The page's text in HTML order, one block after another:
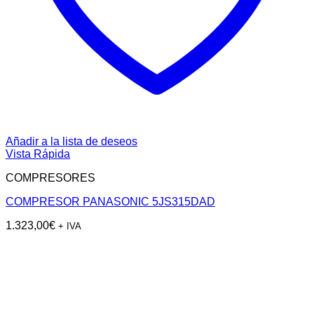
Añadir a la lista de deseos
Vista Rápida
COMPRESORES
COMPRESOR PANASONIC 5JS315DAD
1.323,00€ + IVA